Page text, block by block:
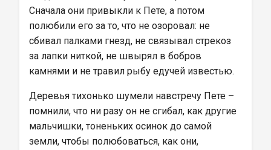
Сначала они привыкли к Пете, а потом
полюбили его за то, что не озоровал: не
сбивал палками гнезд, не связывал стрекоз
за лапки ниткой, не швырял в бобров
камнями и не травил рыбу едучей известью.
Деревья тихонько шумели навстречу Пете –
помнили, что ни разу он не сгибал, как другие
мальчишки, тоненьких осинок до самой
земли, чтобы полюбоваться, как они,